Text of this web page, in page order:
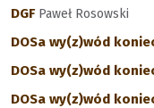
DGF Paweł Rosowski
DOSa wy(z)wód
DOSa wy(z)wód
DOSa wy(z)wód